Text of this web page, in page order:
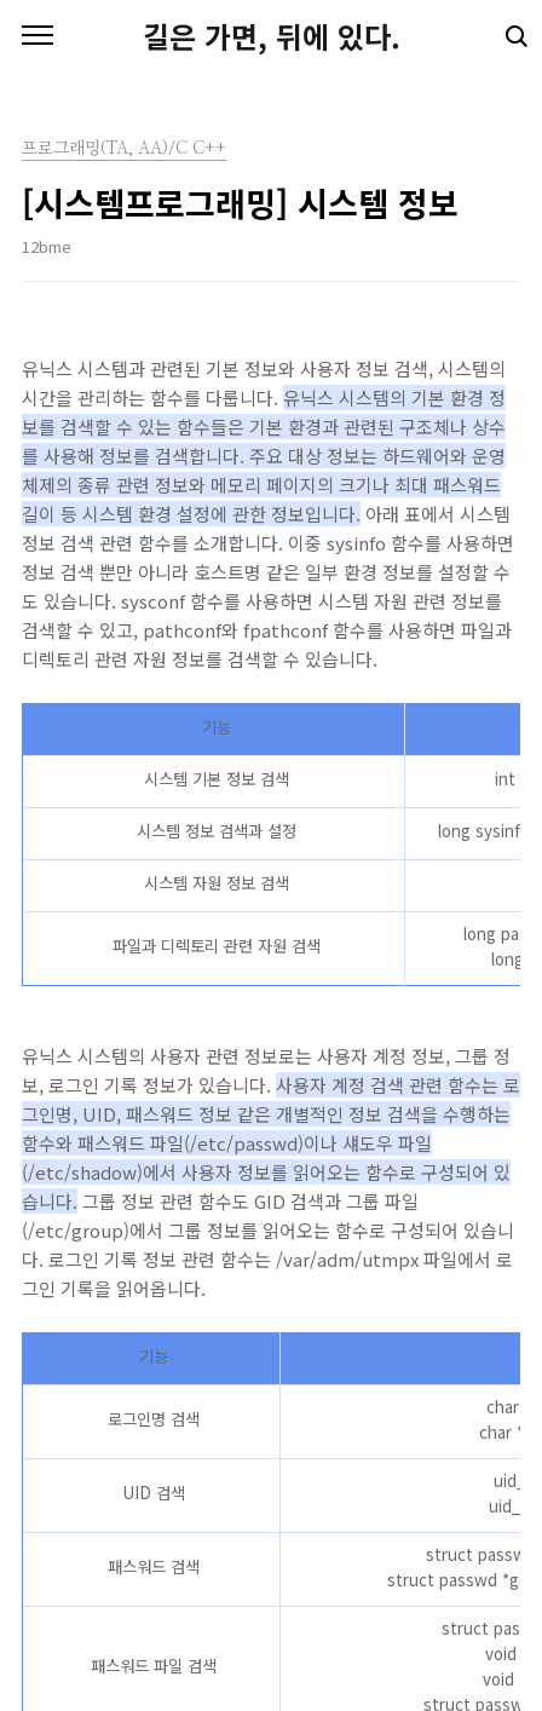
길은 가면, 뒤에 있다.
프로그래밍(TA, AA)/C C++
[시스템프로그래밍] 시스템 정보
12bme
유닉스 시스템과 관련된 기본 정보와 사용자 정보 검색, 시스템의
시간을 관리하는 함수를 다룹니다. 유닉스 시스템의 기본 환경 정
보를 검색할 수 있는 함수들은 기본 환경과 관련된 구조체나 상수
를 사용해 정보를 검색합니다. 주요 대상 정보는 하드웨어와 운영
체제의 종류 관련 정보와 메모리 페이지의 크기나 최대 패스워드
길이 등 시스템 환경 설정에 관한 정보입니다. 아래 표에서 시스템
정보 검색 관련 함수를 소개합니다. 이중 sysinfo 함수를 사용하면
정보 검색 뿐만 아니라 호스트명 같은 일부 환경 정보를 설정할 수
도 있습니다. sysconf 함수를 사용하면 시스템 자원 관련 정보를
검색할 수 있고, pathconf와 fpathconf 함수를 사용하면 파일과
디렉토리 관련 자원 정보를 검색할 수 있습니다.
기능
시스템 기본 정보 검색 int
시스템 정보 검색과 설정 long
시스템 자원 정보 검색
파일과 디렉토리 관련 자원 검색
long
long
유닉스 시스템의 사용자 관련 정보로는 사용자 계정 정보, 그룹 정
보, 로그인 기록 정보가 있습니다. 사용자 계정 검색 관련 함수는 로
그인명, UID, 패스워드 정보 같은 개별적인 정보 검색을 수행하는
함수와 패스워드 파일(/etc/passwd)이나 섀도우 파일
(/etc/shadow)에서 사용자 정보를 읽어오는 함수로 구성되어 있
습니다. 그룹 정보 관련 함수도 GID 검색과 그룹 파일
(/etc/group)에서 그룹 정보를 읽어오는 함수로 구성되어 있습니
다. 로그인 기록 정보 관련 함수는 /var/adm/utmpx 파일에서 로
그인 기록을 읽어옵니다.
기능
로그인명 검색
char
char
UID 검색
uid_t
uid_t
패스워드 검색
struct passwd
struct passwd
패스워드 파일 검색
struct
void
void
struct passwd